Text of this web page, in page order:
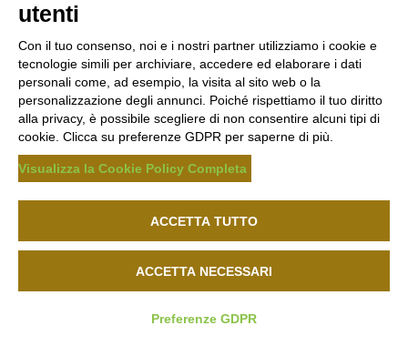
utenti
Con il tuo consenso, noi e i nostri partner utilizziamo i cookie e
tecnologie simili per archiviare, accedere ed elaborare i dati
personali come, ad esempio, la visita al sito web o la
personalizzazione degli annunci. Poiché rispettiamo il tuo diritto
alla privacy, è possibile scegliere di non consentire alcuni tipi di
cookie. Clicca su preferenze GDPR per saperne di più.
Visualizza la Cookie Policy Completa
ACCETTA TUTTO
ACCETTA NECESSARI
Preferenze GDPR